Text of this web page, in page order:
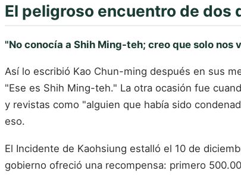
El peligroso encuentro de dos
"No conocía a Shih Ming-teh; creo que solo nos
Así lo escribió Kao Chun-ming después en sus
"Ese es Shih Ming-teh." La otra ocasión fue
y revistas como "alguien que había sido
eso.
El Incidente de Kaohsiung estalló el 10 de
gobierno ofreció una recompensa: primero